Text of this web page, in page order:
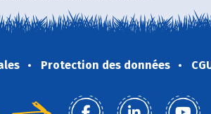
Protection des données